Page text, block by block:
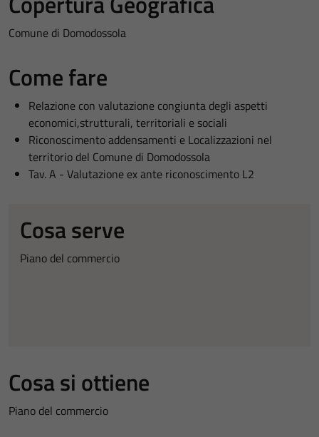
Comune di Domodossola
Come fare
Relazione con valutazione congiunta degli aspetti
economici,strutturali, territoriali e sociali
Riconoscimento addensamenti e Localizzazioni nel
territorio del Comune di Domodossola
Tav. A - Valutazione ex ante riconoscimento L2
Cosa serve
Piano del commercio
Cosa si ottiene
Piano del commercio